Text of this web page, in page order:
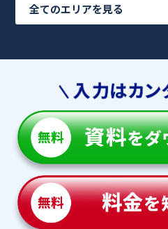
全てのエリアを見る